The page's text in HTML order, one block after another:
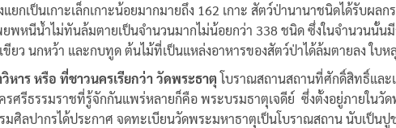
ยกเป็นเกาะเล็กเกาะน้อยมากมายถึง 162 เกาะ สัตว์ป่านานาชนิดได้รับผ
พหนีน้ำไม่ทันล้มตายเป็นจำนวนมากไม่น้อยกว่า 338 ชนิด ซึ่งในจำนวนนั้น
ขียว นกหว้า และกบทูด ต้นไม้ที่เป็นแหล่งอาหารของสัตว์ป่าได้ล้มตายลง ใบ
หาร หรือ ที่ชาวนครเรียกว่า วัดพระธาตุโบราณสถานสถานที่ศักดิ์สิทธิ์แล
ศรีธรรมราชที่รู้จักกันแพร่หลายก็คือ พระบรมธาตุเจดีย์ ซึ่งตั้งอยู่ภายในวั
ศิลปากรได้ประกาศ จดทะเบียนวัดพระมหาธาตุเป็นโบราณสถาน นับเป็น